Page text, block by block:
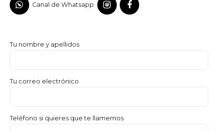
Canal de Whatsapp
Tu nombre y apellidos
Tu correo electrónico
Teléfono si quieres que te llamemos